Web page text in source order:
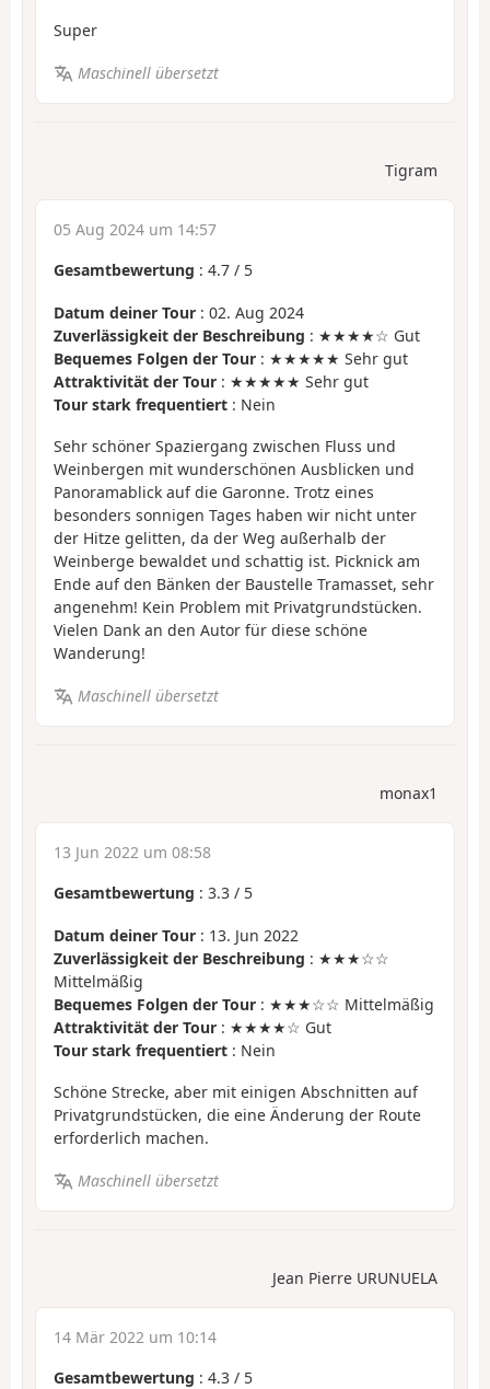
Super
Maschinell übersetzt
Tigram
05 Aug 2024 um 14:57
Gesamtbewertung : 4.7 / 5
Datum deiner Tour : 02. Aug 2024
Zuverlässigkeit der Beschreibung : ★★★★☆ Gut
Bequemes Folgen der Tour : ★★★★★ Sehr gut
Attraktivität der Tour : ★★★★★ Sehr gut
Tour stark frequentiert : Nein
Sehr schöner Spaziergang zwischen Fluss und
Weinbergen mit wunderschönen Ausblicken und
Panoramablick auf die Garonne. Trotz eines
besonders sonnigen Tages haben wir nicht unter
der Hitze gelitten, da der Weg außerhalb der
Weinberge bewaldet und schattig ist. Picknick am
Ende auf den Bänken der Baustelle Tramasset, sehr
angenehm! Kein Problem mit Privatgrundstücken.
Vielen Dank an den Autor für diese schöne
Wanderung!
Maschinell übersetzt
monax1
13 Jun 2022 um 08:58
Gesamtbewertung : 3.3 / 5
Datum deiner Tour : 13. Jun 2022
Zuverlässigkeit der Beschreibung : ★★★☆☆
Mittelmäßig
Bequemes Folgen der Tour : ★★★☆☆ Mittelmäßig
Attraktivität der Tour : ★★★★☆ Gut
Tour stark frequentiert : Nein
Schöne Strecke, aber mit einigen Abschnitten auf
Privatgrundstücken, die eine Änderung der Route
erforderlich machen.
Maschinell übersetzt
Jean Pierre URUNUELA
14 Mär 2022 um 10:14
Gesamtbewertung : 4.3 / 5